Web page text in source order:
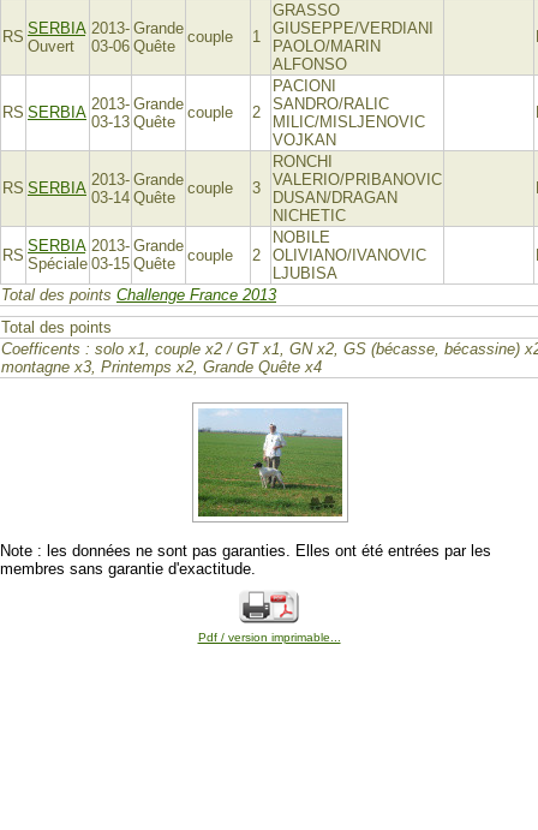
RS SERBIA
Ouvert
2013-
03-06
Grande
Quête
couple 1
GRASSO
GIUSEPPE/VERDIANI
PAOLO/MARIN
ALFONSO
RS SERBIA 2013-
03-13
Grande
Quête
couple 2
PACIONI
SANDRO/RALIC
MILIC/MISLJENOVIC
VOJKAN
RS SERBIA 2013-
03-14
Grande
Quête
couple 3
RONCHI
VALERIO/PRIBANOVIC
DUSAN/DRAGAN
NICHETIC
RS
SERBIA
Spéciale
2013-
03-15
Grande
Quête
couple 2
NOBILE
OLIVIANO/IVANOVIC
LJUBISA
Total des points Challenge France 2013
Total des points
Coefficents : solo x1, couple x2 / GT x1, GN x2, GS (bécasse, bécassine)
montagne x3, Printemps x2, Grande Quête x4
Note : les données ne sont pas garanties. Elles ont été entrées par les
membres sans garantie d'exactitude.
Pdf / version imprimable...